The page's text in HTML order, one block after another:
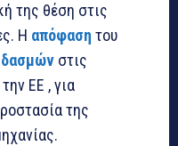
της θέση στις
Η απόφαση του
δασμών στις
ΕΕ , για
της